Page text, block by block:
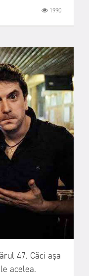
1990
47. Căci așa
acelea.